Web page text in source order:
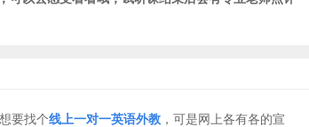
要找个线上一对一英语外教 ，可是网上各有各的宣